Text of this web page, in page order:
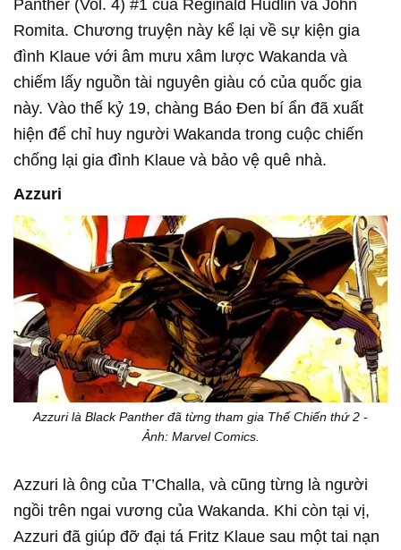
Panther (Vol. 4) #1 của Reginald Hudlin và John
Romita. Chương truyện này kể lại về sự kiện gia
đình Klaue với âm mưu xâm lược Wakanda và
chiếm lấy nguồn tài nguyên giàu có của quốc gia
này. Vào thế kỷ 19, chàng Báo Đen bí ẩn đã xuất
hiện để chỉ huy người Wakanda trong cuộc chiến
chống lại gia đình Klaue và bảo vệ quê nhà.
Azzuri
Azzuri là Black Panther đã từng tham gia Thế Chiến thứ 2 -
Ảnh: Marvel Comics.
Azzuri là ông của T’Challa, và cũng từng là người
ngồi trên ngai vương của Wakanda. Khi còn tại vị,
Azzuri đã giúp đỡ đại tá Fritz Klaue sau một tai nạn